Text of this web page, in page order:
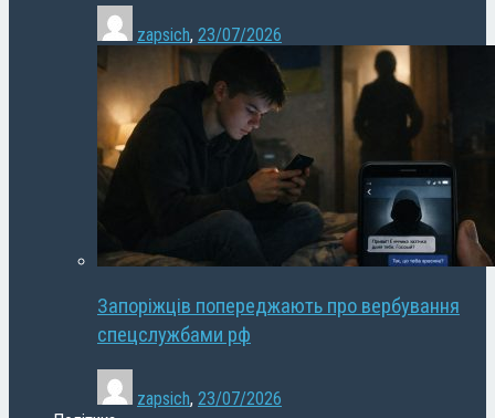
zapsich, 23/07/2026
Запоріжців попереджають про вербування
спецслужбами рф
zapsich, 23/07/2026